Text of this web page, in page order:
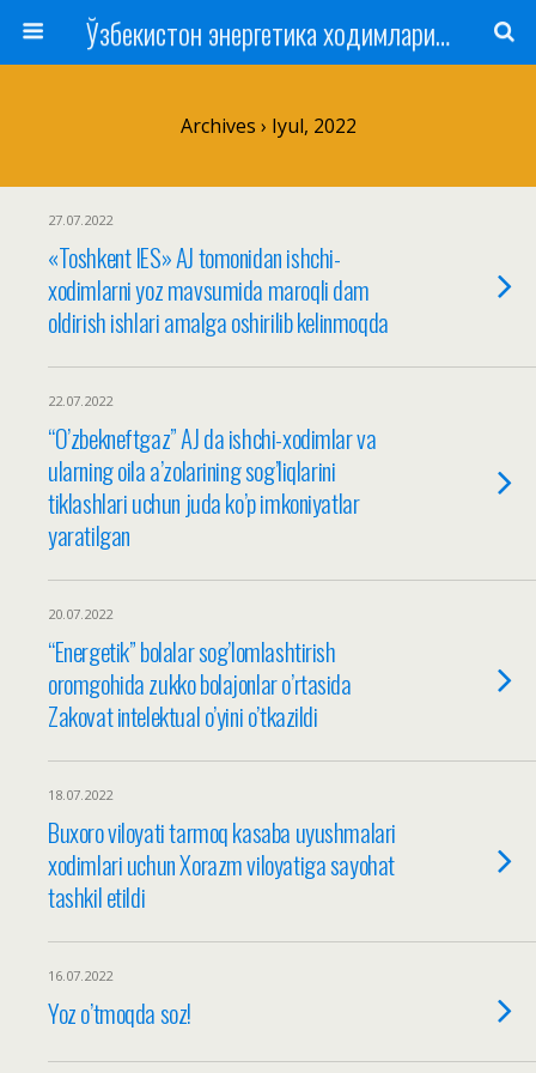
Ўзбекистон энергетика ходимлари касаба уюшмаси
Archives › Iyul, 2022
27.07.2022
«Toshkent IES» AJ tomonidan ishchi-
xodimlarni yoz mavsumida maroqli dam
oldirish ishlari amalga oshirilib kelinmoqda
22.07.2022
“O’zbekneftgaz” AJ da ishchi-xodimlar va
ularning oila a’zolarining sog’liqlarini
tiklashlari uchun juda ko’p imkoniyatlar
yaratilgan
20.07.2022
“Energetik” bolalar sog’lomlashtirish
oromgohida zukko bolajonlar o’rtasida
Zakovat intelektual o’yini o’tkazildi
18.07.2022
Buxoro viloyati tarmoq kasaba uyushmalari
xodimlari uchun Xorazm viloyatiga sayohat
tashkil etildi
16.07.2022
Yoz o’tmoqda soz!